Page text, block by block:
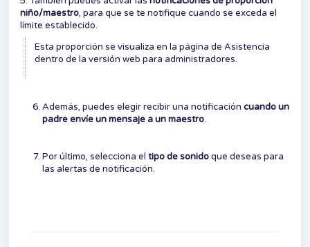
niño/maestro, para que se te notifique cuando se exceda el
límite establecido.
Esta proporción se visualiza en la página de Asistencia
dentro de la versión web para administradores.
Además, puedes elegir recibir una notificación cuando un
padre envíe un mensaje a un maestro.
Por último, selecciona el tipo de sonidoque deseas para
las alertas de notificación.